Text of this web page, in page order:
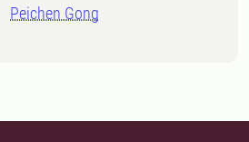
Peichen Gong